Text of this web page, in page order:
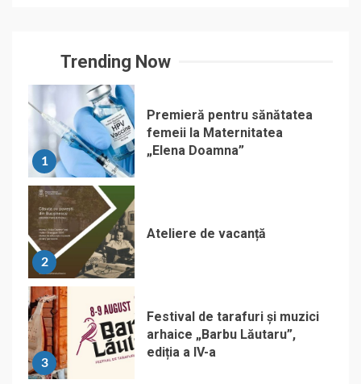
Trending Now
1
Premieră pentru sănătatea
femeii la Maternitatea
„Elena Doamna”
2
Ateliere de vacanță
3
Festival de tarafuri și muzici
arhaice „Barbu Lăutaru”,
ediția a IV-a